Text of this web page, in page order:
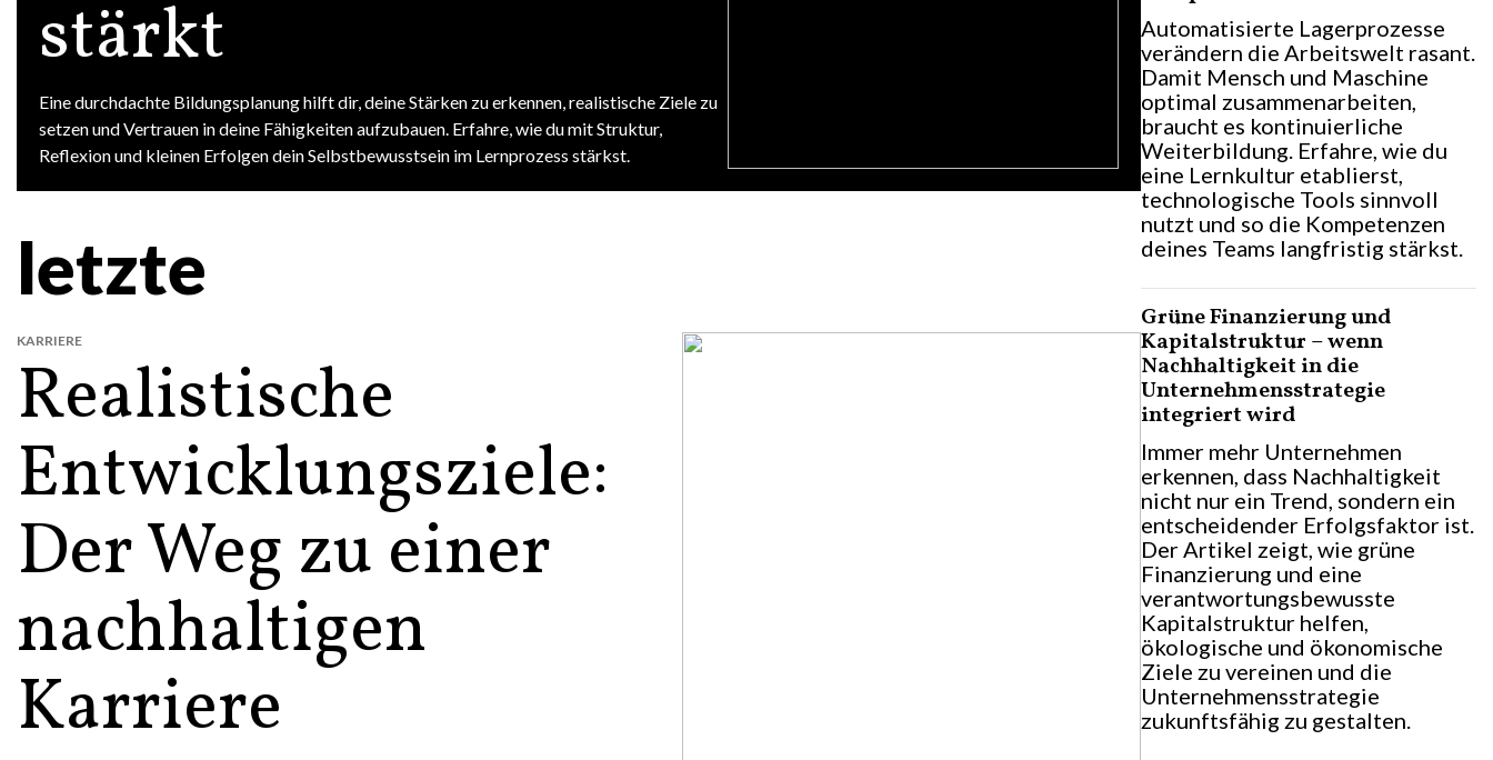
stärkt
Eine durchdachte Bildungsplanung hilft dir, deine Stärken zu erkennen, realistische Ziele zu
setzen und Vertrauen in deine Fähigkeiten aufzubauen. Erfahre, wie du mit Struktur,
Reflexion und kleinen Erfolgen dein Selbstbewusstsein im Lernprozess stärkst.
letzte
Realistische
Entwicklungsziele:
Der Weg zu einer
nachhaltigen
Karriere
KARRIERE
Automatisierte Lagerprozesse
verändern die Arbeitswelt rasant.
Damit Mensch und Maschine
optimal zusammenarbeiten,
braucht es kontinuierliche
Weiterbildung. Erfahre, wie du
eine Lernkultur etablierst,
technologische Tools sinnvoll
nutzt und so die Kompetenzen
deines Teams langfristig stärkst.
Grüne Finanzierung und
Kapitalstruktur – wenn
Nachhaltigkeit in die
Unternehmensstrategie
integriert wird
Immer mehr Unternehmen
erkennen, dass Nachhaltigkeit
nicht nur ein Trend, sondern ein
entscheidender Erfolgsfaktor ist.
Der Artikel zeigt, wie grüne
Finanzierung und eine
verantwortungsbewusste
Kapitalstruktur helfen,
ökologische und ökonomische
Ziele zu vereinen und die
Unternehmensstrategie
zukunftsfähig zu gestalten.